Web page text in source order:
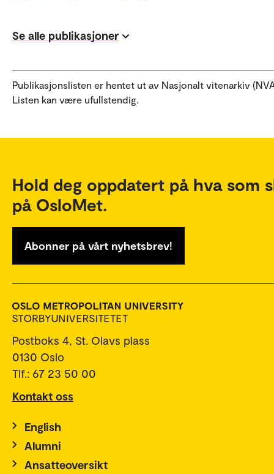
Se alle publikasjoner
Publikasjonslisten er hentet ut av Nasjonalt vitenarkiv
Listen kan være ufullstendig.
Hold deg oppdatert på hva som
på OsloMet.
Abonner på vårt nyhetsbrev!
Postboks 4, St. Olavs plass
0130 Oslo
Tlf.: 67 23 50 00
Kontakt oss
English
Alumni
Ansatteoversikt